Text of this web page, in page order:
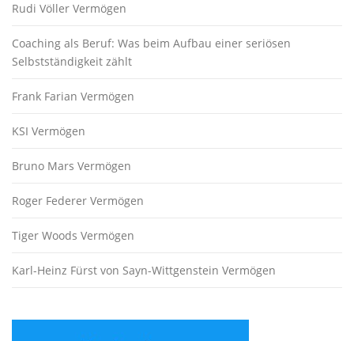
Rudi Völler Vermögen
Coaching als Beruf: Was beim Aufbau einer seriösen
Selbstständigkeit zählt
Frank Farian Vermögen
KSI Vermögen
Bruno Mars Vermögen
Roger Federer Vermögen
Tiger Woods Vermögen
Karl-Heinz Fürst von Sayn-Wittgenstein Vermögen